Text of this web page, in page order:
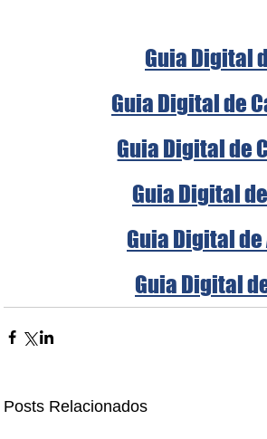
Guia Digital
Guia Digital de
Guia Digital de
Guia Digital
Guia Digital
Guia Digital
Posts Relacionados